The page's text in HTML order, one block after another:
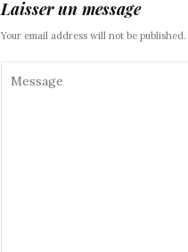
Laisser un message
Your email address will not be